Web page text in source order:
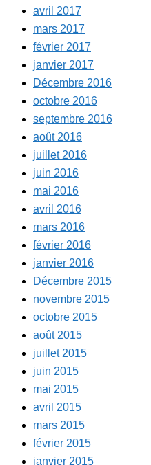
avril 2017
mars 2017
février 2017
janvier 2017
Décembre 2016
octobre 2016
septembre 2016
août 2016
juillet 2016
juin 2016
mai 2016
avril 2016
mars 2016
février 2016
janvier 2016
Décembre 2015
novembre 2015
octobre 2015
août 2015
juillet 2015
juin 2015
mai 2015
avril 2015
mars 2015
février 2015
janvier 2015